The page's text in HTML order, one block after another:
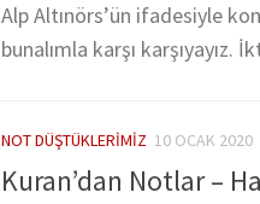
Alp Altınörs’ün ifadesiyle
bunalımla karşı
NOT DÜŞTÜKLERIMIZ 10 OCAK 2020
Kuran’dan Notlar –